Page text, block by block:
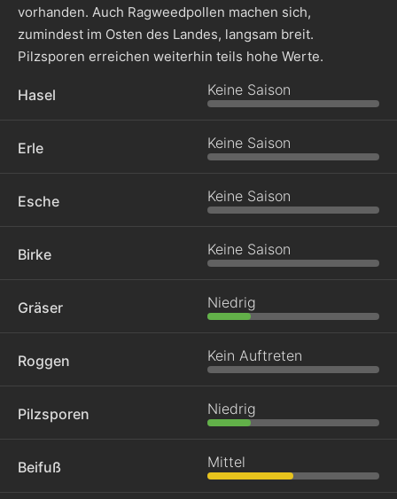
vorhanden. Auch Ragweedpollen machen sich,
zumindest im Osten des Landes, langsam breit.
Pilzsporen erreichen weiterhin teils hohe Werte.
Hasel Keine Saison
Erle Keine Saison
Esche Keine Saison
Birke Keine Saison
Gräser Niedrig
Roggen Kein Auftreten
Pilzsporen Niedrig
Beifuß Mittel